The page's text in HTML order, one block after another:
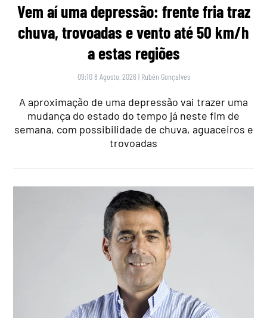
Vem aí uma depressão: frente fria traz
chuva, trovoadas e vento até 50 km/h
a estas regiões
09:10 8 Agosto, 2026 | Rubén Gonçalves
A aproximação de uma depressão vai trazer uma
mudança do estado do tempo já neste fim de
semana, com possibilidade de chuva, aguaceiros e
trovoadas